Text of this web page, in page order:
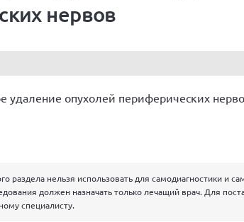
нервов
удаление опухолей периферических
раздела нельзя использовать для самодиагностики и
должен назначать только лечащий врач. Для
специалисту.